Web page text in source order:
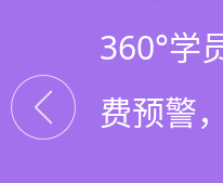
以学员
复购转
线索自
析，打
360°学
费预警
集成企
具，实